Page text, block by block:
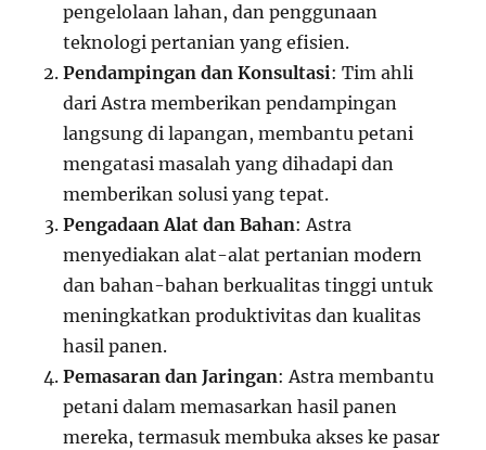
pengelolaan lahan, dan penggunaan
teknologi pertanian yang efisien.
Pendampingan dan Konsultasi: Tim ahli
dari Astra memberikan pendampingan
langsung di lapangan, membantu petani
mengatasi masalah yang dihadapi dan
memberikan solusi yang tepat.
Pengadaan Alat dan Bahan: Astra
menyediakan alat-alat pertanian modern
dan bahan-bahan berkualitas tinggi untuk
meningkatkan produktivitas dan kualitas
hasil panen.
Pemasaran dan Jaringan: Astra membantu
petani dalam memasarkan hasil panen
mereka, termasuk membuka akses ke pasar